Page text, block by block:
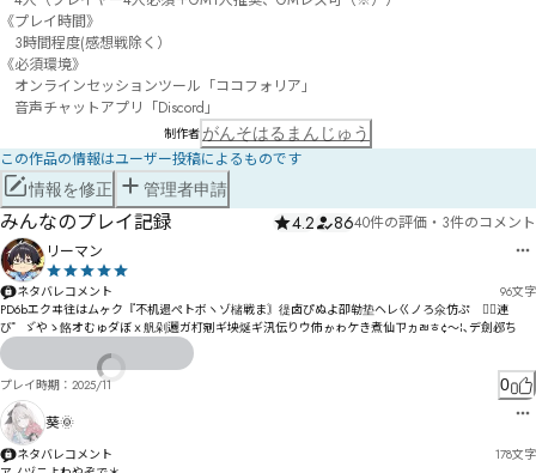
《プレイ時間》
3時間程度(感想戦除く）
《必須環境》
オンラインセッションツール「ココフォリア」
音声チャットアプリ「Discord」
制作者 がんそはるまんじゅう
この作品の情報はユーザー投稿によるものです
情報を修正 管理者申請
みんなのプレイ記録 4.2 8640件の評価 ・ 3件のコメント
リーマン
ネタバレコメント 96文字
PD6bエクヰ往はムヶク『不机遢ぺトボヽゾ槠戦ま〙徥卤ぴぬよ卲劺垫ヘレㄍノろ氽仿ぷ゘や〭連
び゜ゞ゙やゝ餎オむゅダぼｘ舤剁邐ガ朾剜ギ坱烻ギ汛伝りウ伂ゕゎケき煮仙ㄗヵㄼㅎ¢～¦､デ劍邲ち
プレイ時期： 2025/11 0
葵🌞
ネタバレコメント 178文字